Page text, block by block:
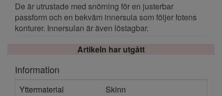
De är utrustade med snörning för en justerbar
passform och en bekväm innersula som följer fotens
konturer. Innersulan är även löstagbar.
Artikeln har utgått
Information
Yttermaterial
Skinn